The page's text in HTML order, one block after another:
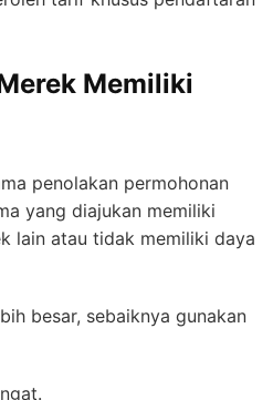
Memiliki
penolakan permohonan
yang diajukan memiliki
lain atau tidak memiliki daya
besar, sebaiknya gunakan